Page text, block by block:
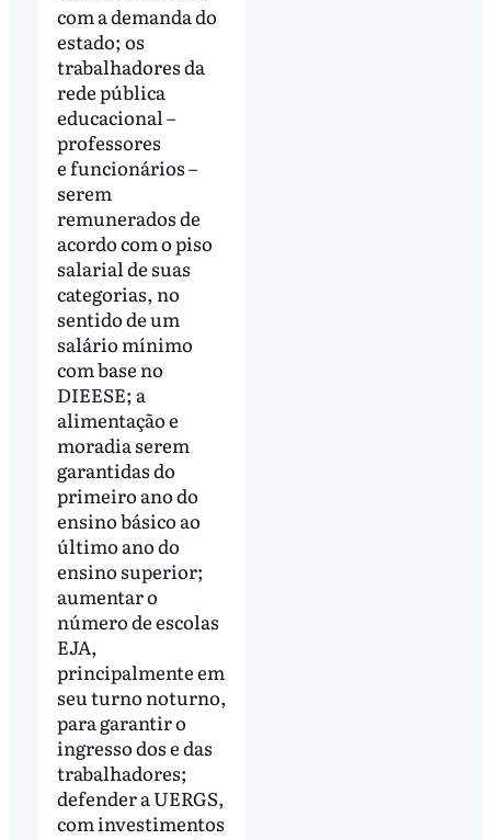
com a demanda do
estado; os
trabalhadores da
rede pública
educacional –
professores
e funcionários –
serem
remunerados de
acordo com o piso
salarial de suas
categorias, no
sentido de um
salário mínimo
com base no
DIEESE; a
alimentação e
moradia serem
garantidas do
primeiro ano do
ensino básico ao
último ano do
ensino superior;
aumentar o
número de escolas
EJA,
principalmente em
seu turno noturno,
para garantir o
ingresso dos e das
trabalhadores;
defender a UERGS,
com investimentos